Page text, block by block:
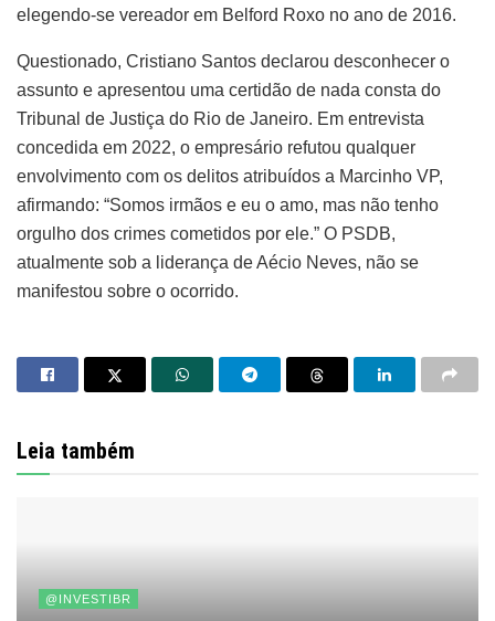
elegendo-se vereador em Belford Roxo no ano de 2016.
Questionado, Cristiano Santos declarou desconhecer o
assunto e apresentou uma certidão de nada consta do
Tribunal de Justiça do Rio de Janeiro. Em entrevista
concedida em 2022, o empresário refutou qualquer
envolvimento com os delitos atribuídos a Marcinho VP,
afirmando: “Somos irmãos e eu o amo, mas não tenho
orgulho dos crimes cometidos por ele.” O PSDB,
atualmente sob a liderança de Aécio Neves, não se
manifestou sobre o ocorrido.
Leia também
@INVESTIBR